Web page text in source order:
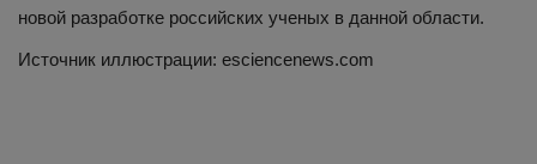
новой разработке российских ученых в данной области.
Источник иллюстрации: esciencenews.com